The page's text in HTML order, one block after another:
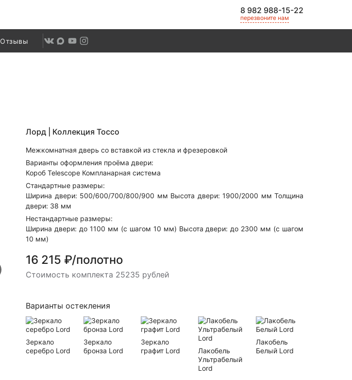
8 982 988-15-22
перезвоните нам
Отзывы
Лорд | Коллекция Tocco
Межкомнатная дверь со вставкой из стекла и фрезеровкой
Варианты оформления проёма двери:
Короб Telescope Компланарная система
Стандартные размеры:
Ширина двери: 500/600/700/800/900 мм Высота двери: 1900/2000 мм Толщина
двери: 38 мм
Нестандартные размеры:
Ширина двери: до 1100 мм (с шагом 10 мм) Высота двери: до 2300 мм (с шагом
10 мм)
16 215 ₽/полотно
Стоимость комплекта 25235 рублей
Варианты остекления
Зеркало
серебро Lord
Зеркало
бронза Lord
Зеркало
графит Lord
Лакобель
Ультрабелый
Lord
Лакобель
Белый Lord